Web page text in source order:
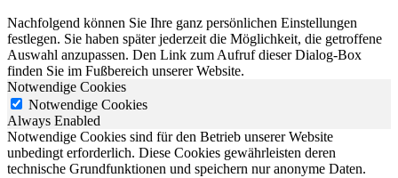
Nachfolgend können Sie Ihre ganz persönlichen Einstellungen
festlegen. Sie haben später jederzeit die Möglichkeit, die getroffene
Auswahl anzupassen. Den Link zum Aufruf dieser Dialog-Box
finden Sie im Fußbereich unserer Website.
Notwendige Cookies
Notwendige Cookies
Always Enabled
Notwendige Cookies sind für den Betrieb unserer Website
unbedingt erforderlich. Diese Cookies gewährleisten deren
technische Grundfunktionen und speichern nur anonyme Daten.